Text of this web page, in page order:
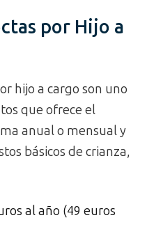
por Hijo a
hijo a cargo son uno
que ofrece el
anual o mensual y
básicos de crianza,
al año (49 euros